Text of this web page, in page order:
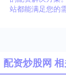
站都能满足您的需
配资炒股网